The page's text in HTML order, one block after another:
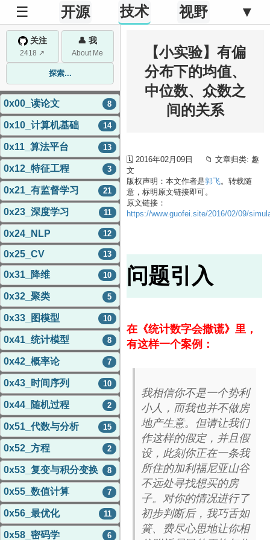
☰ 开源 技术 视野 ▼
关注
2418 ↗
👤 我
About Me
探索...
0x00_读论文 8
0x10_计算机基础 14
0x11_算法平台 13
0x12_特征工程 3
0x21_有监督学习 21
0x23_深度学习 11
0x24_NLP 12
0x25_CV 13
0x31_降维 10
0x32_聚类 5
0x33_图模型 10
0x41_统计模型 8
0x42_概率论 7
0x43_时间序列 10
0x44_随机过程 2
0x51_代数与分析 15
0x52_方程 2
0x53_复变与积分变换 8
0x55_数值计算 7
0x56_最优化 11
0x58_密码学 6
【小实验】有偏
分布下的均值、
中位数、众数之
间的关系
🗓 2016年02月09日 📁 文章归类: 趣
文
版权声明：本文作者是郭飞。转载随
意，标明原文链接即可。
原文链接：
https://www.guofei.site/2016/02/09/
问题引入
在《统计数字会撒谎》里，
有这样一个案例：
我相信你不是一个势利
小人，而我也并不做房
地产生意。但请让我们
作这样的假定，并且假
设，此刻你正在一条我
所住的加利福尼亚山谷
不远处寻找想买的房
子。对你的情况进行了
初步判断后，我巧舌如
簧、费尽心思地让你相